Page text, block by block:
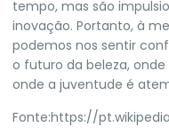
tempo, mas são
inovação. Portanto, à
podemos nos sentir
o futuro da beleza, onde
onde a juventude é
Fonte:https://